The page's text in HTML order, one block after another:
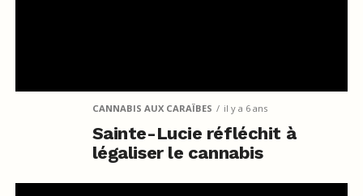
CANNABIS AUX CARAÏBES il y a 6 ans
Sainte-Lucie réfléchit à
légaliser le cannabis